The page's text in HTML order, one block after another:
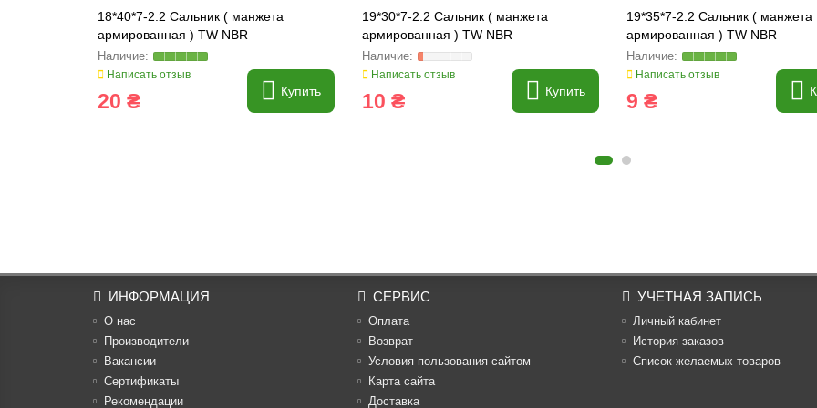
18*40*7-2.2 Сальник ( манжета
армированная ) TW NBR
Написать отзыв
20 ₴ Купить
19*30*7-2.2 Сальник ( манжета
армированная ) TW NBR
Написать отзыв
10 ₴ Купить
19*35*7-2.2 Сальник ( манжета
армированная ) TW NBR
Написать отзыв
9 ₴
ИНФОРМАЦИЯ
О нас
Производители
Вакансии
Cертификаты
Рекомендации
СЕРВИС
Оплата
Возврат
Условия пользования сайтом
Карта сайта
Доставка
УЧЕТНАЯ ЗАПИСЬ
Личный кабинет
История заказов
Список желаемых товаров